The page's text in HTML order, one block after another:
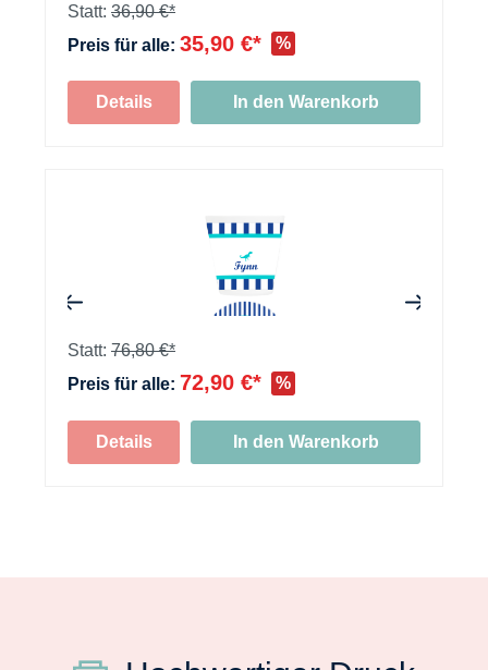
Statt: 36,90 €*
Preis für alle: 35,90 €* %
Details In den Warenkorb
Statt: 76,80 €*
Preis für alle: 72,90 €* %
Details In den Warenkorb